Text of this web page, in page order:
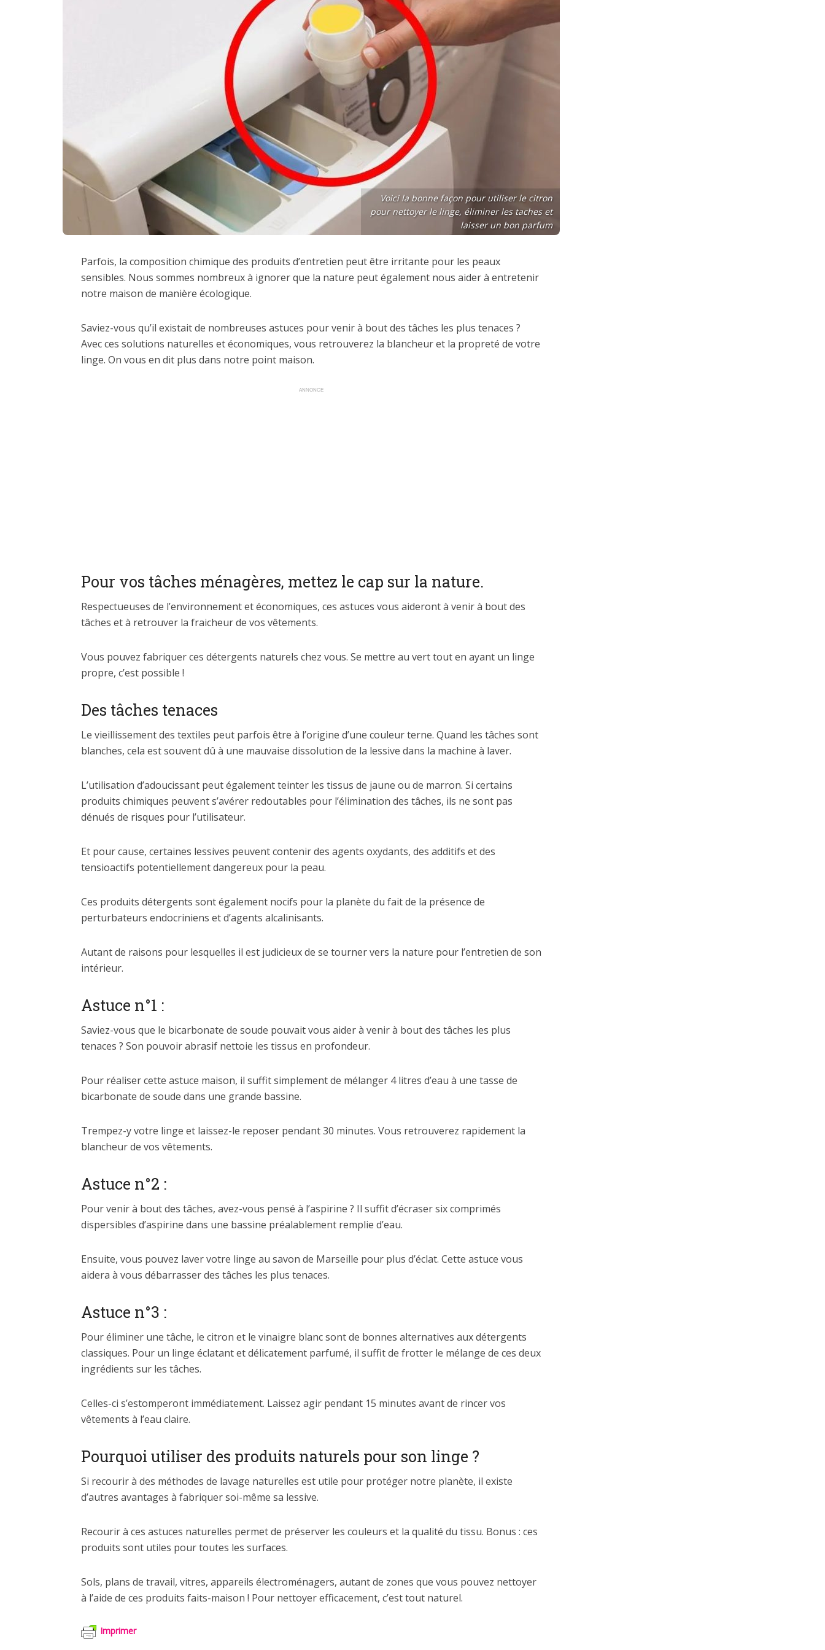
Voici la bonne façon pour utiliser le citron
pour nettoyer le linge, éliminer les taches et
laisser un bon parfum
Parfois, la composition chimique des produits d’entretien peut être irritante pour les peaux
sensibles. Nous sommes nombreux à ignorer que la nature peut également nous aider à entretenir
notre maison de manière écologique.
Saviez-vous qu’il existait de nombreuses astuces pour venir à bout des tâches les plus tenaces ?
Avec ces solutions naturelles et économiques, vous retrouverez la blancheur et la propreté de votre
linge. On vous en dit plus dans notre point maison.
ANNONCE
Pour vos tâches ménagères, mettez le cap sur la nature.
Respectueuses de l’environnement et économiques, ces astuces vous aideront à venir à bout des
tâches et à retrouver la fraicheur de vos vêtements.
Vous pouvez fabriquer ces détergents naturels chez vous. Se mettre au vert tout en ayant un linge
propre, c’est possible !
Des tâches tenaces
Le vieillissement des textiles peut parfois être à l’origine d’une couleur terne. Quand les tâches sont
blanches, cela est souvent dû à une mauvaise dissolution de la lessive dans la machine à laver.
L’utilisation d’adoucissant peut également teinter les tissus de jaune ou de marron. Si certains
produits chimiques peuvent s’avérer redoutables pour l’élimination des tâches, ils ne sont pas
dénués de risques pour l’utilisateur.
Et pour cause, certaines lessives peuvent contenir des agents oxydants, des additifs et des
tensioactifs potentiellement dangereux pour la peau.
Ces produits détergents sont également nocifs pour la planète du fait de la présence de
perturbateurs endocriniens et d’agents alcalinisants.
Autant de raisons pour lesquelles il est judicieux de se tourner vers la nature pour l’entretien de son
intérieur.
Astuce n°1 :
Saviez-vous que le bicarbonate de soude pouvait vous aider à venir à bout des tâches les plus
tenaces ? Son pouvoir abrasif nettoie les tissus en profondeur.
Pour réaliser cette astuce maison, il suffit simplement de mélanger 4 litres d’eau à une tasse de
bicarbonate de soude dans une grande bassine.
Trempez-y votre linge et laissez-le reposer pendant 30 minutes. Vous retrouverez rapidement la
blancheur de vos vêtements.
Astuce n°2 :
Pour venir à bout des tâches, avez-vous pensé à l’aspirine ? Il suffit d’écraser six comprimés
dispersibles d’aspirine dans une bassine préalablement remplie d’eau.
Ensuite, vous pouvez laver votre linge au savon de Marseille pour plus d’éclat. Cette astuce vous
aidera à vous débarrasser des tâches les plus tenaces.
Astuce n°3 :
Pour éliminer une tâche, le citron et le vinaigre blanc sont de bonnes alternatives aux détergents
classiques. Pour un linge éclatant et délicatement parfumé, il suffit de frotter le mélange de ces deux
ingrédients sur les tâches.
Celles-ci s’estomperont immédiatement. Laissez agir pendant 15 minutes avant de rincer vos
vêtements à l’eau claire.
Pourquoi utiliser des produits naturels pour son linge ?
Si recourir à des méthodes de lavage naturelles est utile pour protéger notre planète, il existe
d’autres avantages à fabriquer soi-même sa lessive.
Recourir à ces astuces naturelles permet de préserver les couleurs et la qualité du tissu. Bonus : ces
produits sont utiles pour toutes les surfaces.
Sols, plans de travail, vitres, appareils électroménagers, autant de zones que vous pouvez nettoyer
à l’aide de ces produits faits-maison ! Pour nettoyer efficacement, c’est tout naturel.
Imprimer